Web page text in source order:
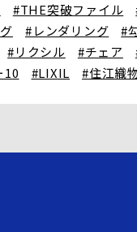
#THE突破ファイル
#レンダリング #
#リクシル #チェア
10 #LIXIL #住江織